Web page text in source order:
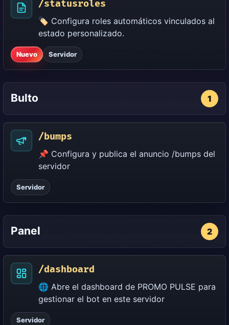
/statusroles
🏷️ Configura roles automáticos vinculados al
estado personalizado.
Nuevo Servidor
Bulto 1
/bumps
📌 Configura y publica el anuncio /bumps del
servidor
Servidor
Panel 2
/dashboard
🌐 Abre el dashboard de PROMO PULSE para
gestionar el bot en este servidor
Servidor